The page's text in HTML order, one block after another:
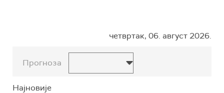
четвртак, 06. август 2026.
Прогноза
Најновије